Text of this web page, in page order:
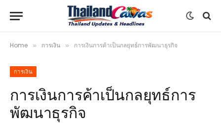
Home » การเงิน » การเงินการค้าเป็นกลยุทธ์การพัฒนาธุรกิจ
การเงิน
การเงินการค้าเป็นกลยุทธ์การ
พัฒนาธุรกิจ